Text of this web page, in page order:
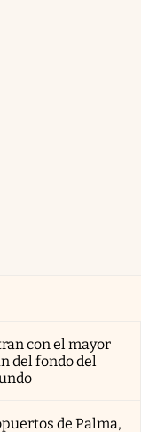
con el mayor
del fondo del
de Palma,